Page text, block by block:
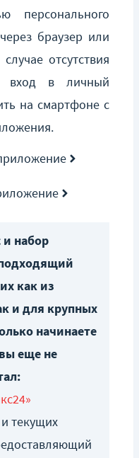
персонального
браузер или
отсутствия
вход в личный
на смартфоне с
и набор
как из
и для крупных
начинаете
еще не
текущих